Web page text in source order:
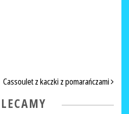
ARTYKUŁACH
Cassoulet z kaczki z pomarańczami